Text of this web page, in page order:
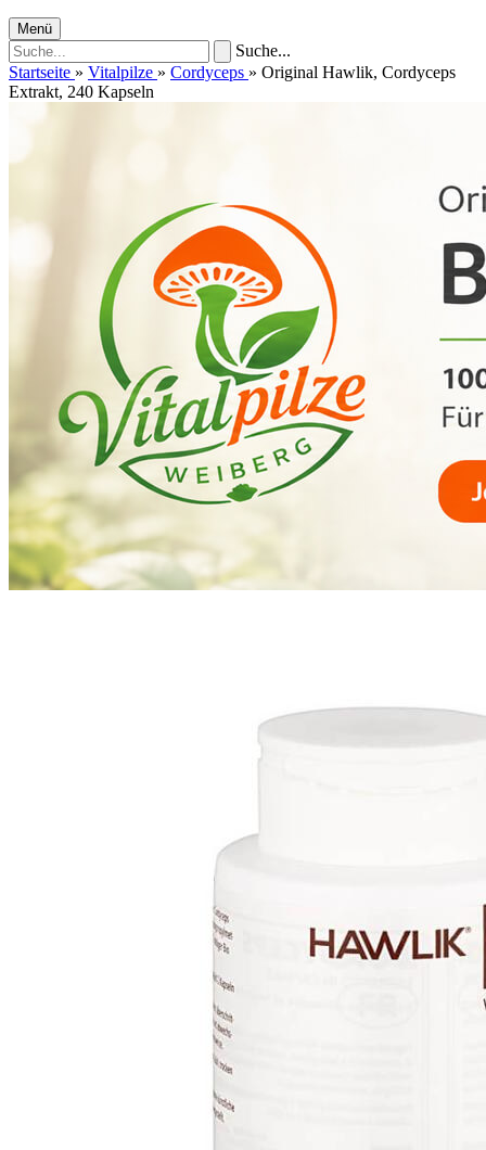
Menü
Suche...
Startseite » Vitalpilze » Cordyceps » Original Hawlik, Cordyceps
Extrakt, 240 Kapseln